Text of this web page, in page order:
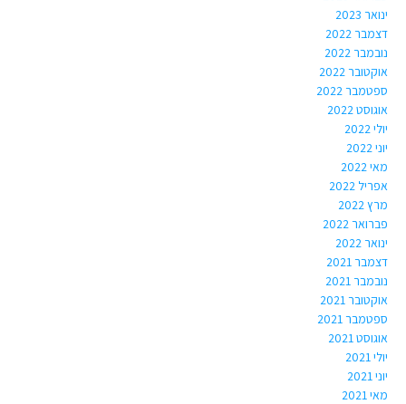
ינואר 2023
דצמבר 2022
נובמבר 2022
אוקטובר 2022
ספטמבר 2022
אוגוסט 2022
יולי 2022
יוני 2022
מאי 2022
אפריל 2022
מרץ 2022
פברואר 2022
ינואר 2022
דצמבר 2021
נובמבר 2021
אוקטובר 2021
ספטמבר 2021
אוגוסט 2021
יולי 2021
יוני 2021
מאי 2021